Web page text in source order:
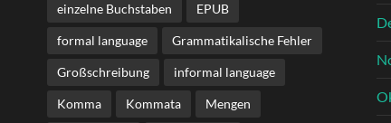
einzelne Buchstaben EPUB
formal language Grammatikalische Fehler
Großschreibung informal language
Komma Kommata Mengen